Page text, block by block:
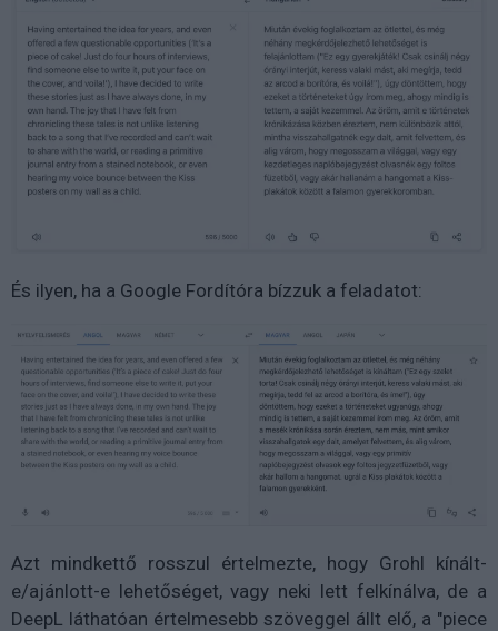
És ilyen, ha a Google Fordítóra bízzuk a feladatot:
Azt mindkettő rosszul értelmezte, hogy Grohl kínált-
e/ajánlott-e lehetőséget, vagy neki lett felkínálva, de a
DeepL láthatóan értelmesebb szöveggel állt elő, a "piece